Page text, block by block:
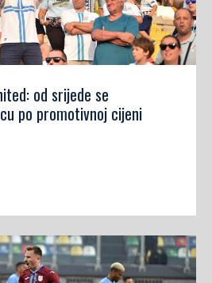
od srijede se
po promotivnoj cijeni